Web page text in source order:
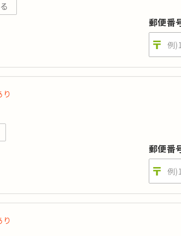
合（おかずのみは560円 ※税込）。刻みやおかゆ、おかずの差替
細
ままに、低カロリー・低塩分のお弁当。お求めやす
塩分 : -
リン:-
郵便番
に調整し、栄養バランスの良いカロリー計算が必要
郵便番